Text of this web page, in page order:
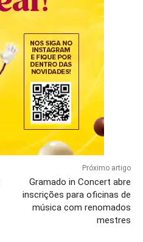
Próximo artigo
Gramado in Concert abre
inscrições para oficinas de
música com renomados
mestres